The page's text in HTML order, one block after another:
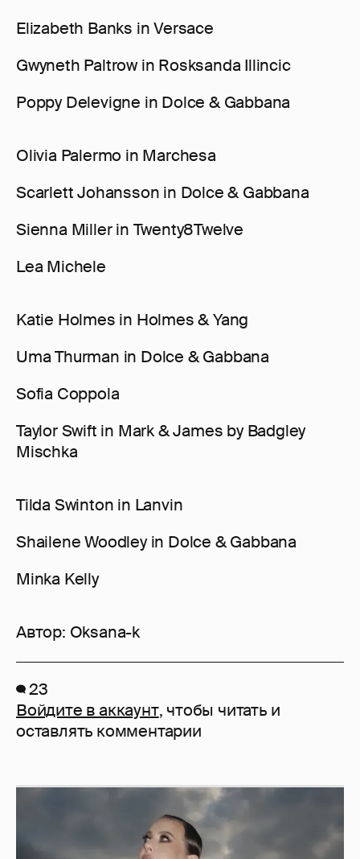
Elizabeth Banks in Versace
Gwyneth Paltrow in Rosksanda Illincic
Poppy Delevigne in Dolce & Gabbana
Olivia Palermo in Marchesa
Scarlett Johansson in Dolce & Gabbana
Sienna Miller in Twenty8Twelve
Lea Michele
Katie Holmes in Holmes & Yang
Uma Thurman in Dolce & Gabbana
Sofia Coppola
Taylor Swift in Mark & James by Badgley
Mischka
Tilda Swinton in Lanvin
Shailene Woodley in Dolce & Gabbana
Minka Kelly
Автор: Oksana-k
23
Войдите в аккаунт, чтобы читать и
оставлять комментарии